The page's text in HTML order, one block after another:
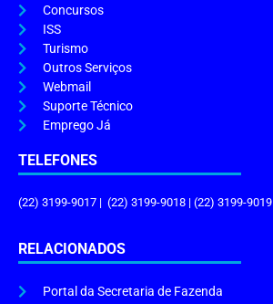
Concursos
ISS
Turismo
Outros Serviços
Webmail
Suporte Técnico
Emprego Já
TELEFONES
(22) 3199-9017 | (22) 3199-9018 | (22) 3199-9019
RELACIONADOS
Portal da Secretaria de Fazenda